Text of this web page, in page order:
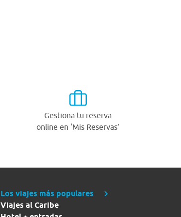
Gestiona tu reserva
online en ‘Mis Reservas’
Los viajes más populares
Viajes al Caribe